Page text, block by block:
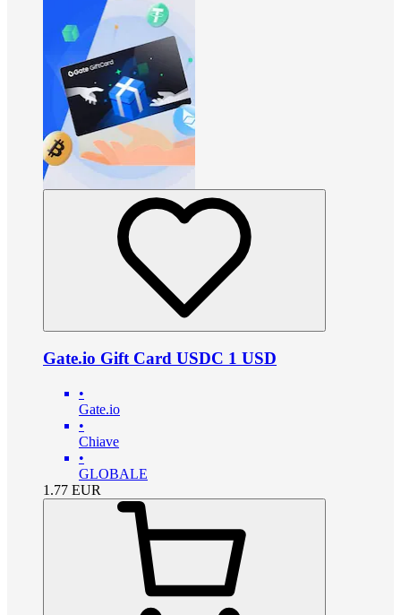
Gate.io Gift Card USDC 1 USD
•
Gate.io
•
Chiave
•
GLOBALE
1.77 EUR